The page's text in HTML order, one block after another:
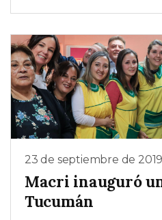
23 de septiembre de 2019
Macri inauguró
Tucumán